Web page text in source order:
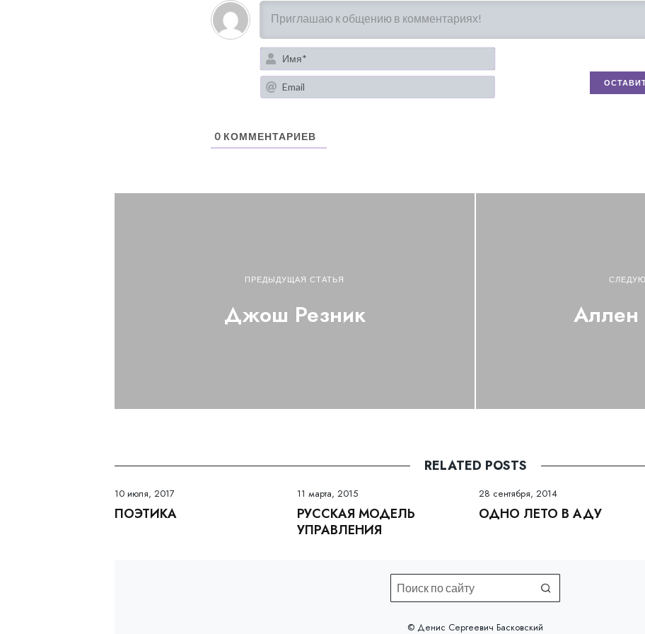
Имя*
Email
0 КОММЕНТАРИЕВ
ПРЕДЫДУЩАЯ СТАТЬЯ
Джош Резник
RELATED POSTS
10 июля, 2017
ПОЭТИКА
11 марта, 2015
РУССКАЯ МОДЕЛЬ
УПРАВЛЕНИЯ
28 сентября, 2014
ОДНО ЛЕТО В АДУ
©️ Денис Сергеевич Басковский